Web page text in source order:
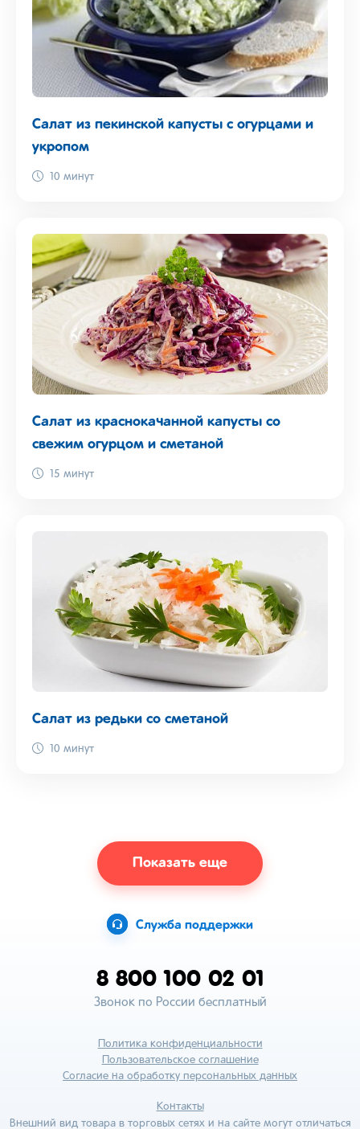
Салат из пекинской капусты с огурцами и
укропом
10 минут
Салат из краснокачанной капусты со
свежим огурцом и сметаной
15 минут
Салат из редьки со сметаной
10 минут
Показать еще
Служба поддержки
8 800 100 02 01
Звонок по России бесплатный
Политика конфиденциальности
Пользовательское соглашение
Согласие на обработку персональных данных
Контакты
Внешний вид товара в торговых сетях и на сайте могут отличаться